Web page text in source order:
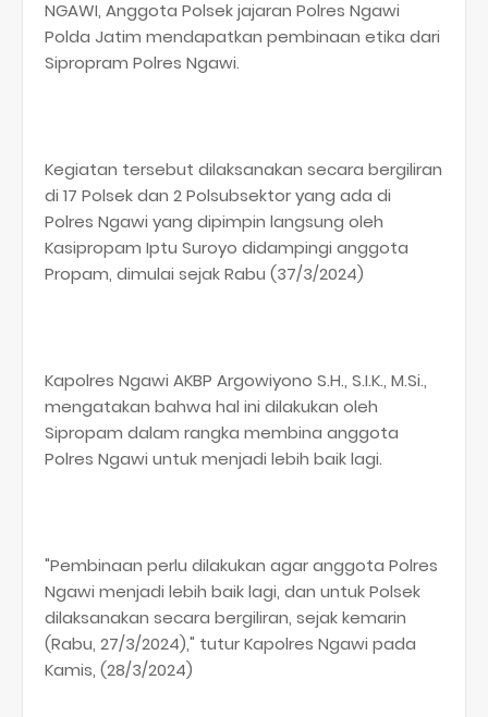
NGAWI, Anggota Polsek jajaran Polres Ngawi
Polda Jatim mendapatkan pembinaan etika dari
Sipropram Polres Ngawi.
Kegiatan tersebut dilaksanakan secara bergiliran
di 17 Polsek dan 2 Polsubsektor yang ada di
Polres Ngawi yang dipimpin langsung oleh
Kasipropam Iptu Suroyo didampingi anggota
Propam, dimulai sejak Rabu (37/3/2024)
Kapolres Ngawi AKBP Argowiyono S.H., S.I.K., M.Si.,
mengatakan bahwa hal ini dilakukan oleh
Sipropam dalam rangka membina anggota
Polres Ngawi untuk menjadi lebih baik lagi.
"Pembinaan perlu dilakukan agar anggota Polres
Ngawi menjadi lebih baik lagi, dan untuk Polsek
dilaksanakan secara bergiliran, sejak kemarin
(Rabu, 27/3/2024)," tutur Kapolres Ngawi pada
Kamis, (28/3/2024)